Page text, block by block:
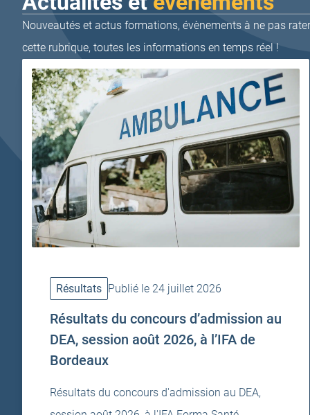
Nouveautés et actus formations, évènements à ne pas
cette rubrique, toutes les informations en temps réel !
Résultats Publié le 24 juillet 2026
Résultats du concours d’admission au
DEA, session août 2026, à l’IFA de
Bordeaux
Résultats du concours d'admission au DEA,